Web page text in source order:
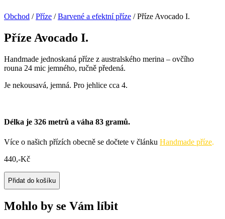
Obchod /Příze /Barvené a efektní příze / Příze Avocado I.
Příze Avocado I.
Handmade jednoskaná příze z australského merina – ovčího
rouna 24 mic jemného, ručně předená.
Je nekousavá, jemná. Pro jehlice cca 4.
Délka je 326 metrů a váha 83 gramů.
Více o našich přízích obecně se dočtete v článku Handmade příze.
440,-Kč
Přidat do košíku
Mohlo by se Vám líbit